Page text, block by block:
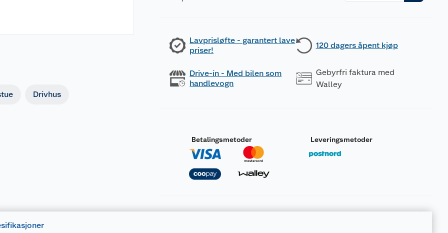
Drivhus
Lavprisløfte - garantert lave
priser!
120 dagers åpent kjøp
Drive-in - Med bilen som
handlevogn
Gebyrfri faktura med
Walley
Betalingsmetoder Leveringsmetoder